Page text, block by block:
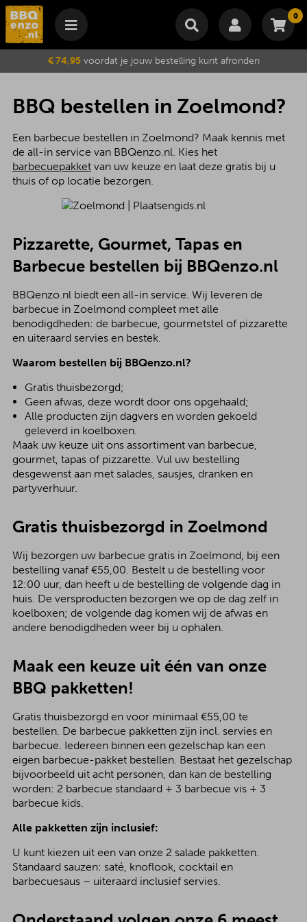
0
Winkelmand
Je winkelwagen is momenteel leeg.
Subtotaal €
Wijzig winkelmand Bestellen
€ 74,95voordat je jouw bestelling kunt afronden
BBQ bestellen in Zoelmond?
Een barbecue bestellen in Zoelmond? Maak kennis met
de all-in service van BBQenzo.nl. Kies het
barbecuepakketvan uw keuze en laat deze gratis bij u
thuis of op locatie bezorgen.
Pizzarette, Gourmet, Tapas en
Barbecue bestellen bij BBQenzo.nl
BBQenzo.nl biedt een all-in service. Wij leveren de
barbecue in Zoelmond compleet met alle
benodigdheden: de barbecue, gourmetstel of pizzarette
en uiteraard servies en bestek.
Waarom bestellen bij BBQenzo.nl?
Gratis thuisbezorgd;
Geen afwas, deze wordt door ons opgehaald;
Alle producten zijn dagvers en worden gekoeld
geleverd in koelboxen.
Maak uw keuze uit ons assortiment van barbecue,
gourmet, tapas of pizzarette. Vul uw bestelling
desgewenst aan met salades, sausjes, dranken en
partyverhuur.
Gratis thuisbezorgd in Zoelmond
Wij bezorgen uw barbecue gratis in Zoelmond, bij een
bestelling vanaf €55,00. Bestelt u de bestelling voor
12:00 uur, dan heeft u de bestelling de volgende dag in
huis. De versproducten bezorgen we op de dag zelf in
koelboxen; de volgende dag komen wij de afwas en
andere benodigdheden weer bij u ophalen.
Maak een keuze uit één van onze
BBQ pakketten!
Gratis thuisbezorgd en voor minimaal €55,00 te
bestellen. De barbecue pakketten zijn incl. servies en
barbecue. Iedereen binnen een gezelschap kan een
eigen barbecue-pakket bestellen. Bestaat het gezelschap
bijvoorbeeld uit acht personen, dan kan de bestelling
worden: 2 barbecue standaard + 3 barbecue vis + 3
barbecue kids.
Alle pakketten zijn inclusief:
U kunt kiezen uit een van onze 2 salade pakketten.
Standaard sauzen: saté, knoflook, cocktail en
barbecuesaus – uiteraard inclusief servies.